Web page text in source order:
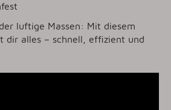
luftige Massen: Mit diesem
dir alles – schnell, effizient und